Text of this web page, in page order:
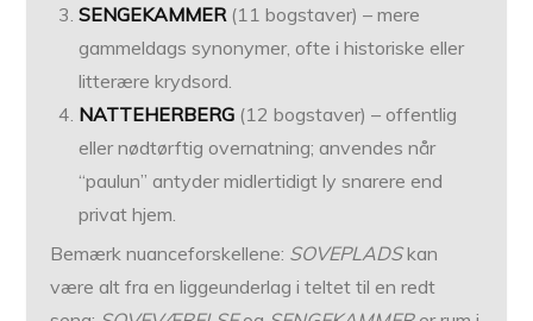
SENGEKAMMER (11 bogstaver) – mere
gammeldags synonymer, ofte i historiske eller
litterære krydsord.
NATTEHERBERG (12 bogstaver) – offentlig
eller nødtørftig overnatning; anvendes når
“paulun” antyder midlertidigt ly snarere end
privat hjem.
Bemærk nuanceforskellene: SOVEPLADSkan
være alt fra en liggeunderlag i teltet til en redt